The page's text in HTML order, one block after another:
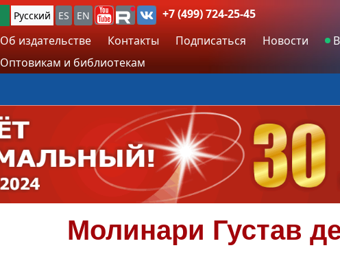
Русский ES EN
+7 (499) 724-25-45
Об издательстве
Контакты Подписаться Новости
Оптовикам и библиотекам
Молинари Густав